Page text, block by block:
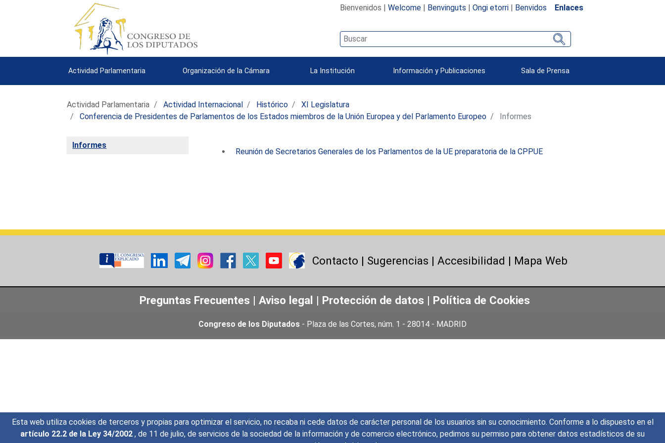
Esta web utiliza cookies de terceros y propias para optimizar el servicio, no recaba ni cede datos de carácter personal de los usuarios sin su conocimiento. Conforme a lo dispuesto en el
artículo 22.2 de la Ley 34/2002 , de 11 de julio, de servicios de la sociedad de la información y de comercio electrónico, pedimos su permiso para obtener datos estadísticos de su
Bienvenidos | Welcome| Benvinguts | Ongi etorri| Benvidos Enlaces
Actividad Parlamentaria Organización de la Cámara La Institución Información y Publicaciones Sala de Prensa
Actividad Parlamentaria Actividad Internacional Histórico
XI Legislatura
Conferencia de Presidentes de Parlamentos de los Estados miembros de la Unión Europea y del Parlamento Europeo
Informes
Informes
Reunión de Secretarios Generales de los Parlamentos de la UE preparatoria de la CPPUE
Contacto | Sugerencias | Accesibilidad | Mapa Web
Preguntas Frecuentes | Aviso legal | Protección de datos | Política de Cookies
Congreso de los Diputados- Plaza de las Cortes, núm. 1 - 28014 - MADRID